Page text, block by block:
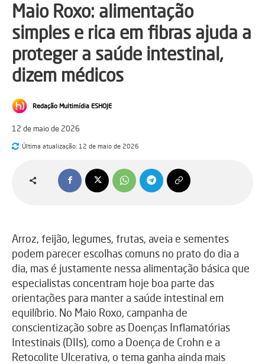
Maio Roxo: alimentação
simples e rica em fibras ajuda a
proteger a saúde intestinal,
dizem médicos
Redação Multimídia ESHOJE
12 de maio de 2026
Última atualização: 12 de maio de 2026
Arroz, feijão, legumes, frutas, aveia e sementes
podem parecer escolhas comuns no prato do dia a
dia, mas é justamente nessa alimentação básica que
especialistas concentram hoje boa parte das
orientações para manter a saúde intestinal em
equilíbrio. No Maio Roxo, campanha de
conscientização sobre as Doenças Inflamatórias
Intestinais (DIIs), como a Doença de Crohn e a
Retocolite Ulcerativa, o tema ganha ainda mais